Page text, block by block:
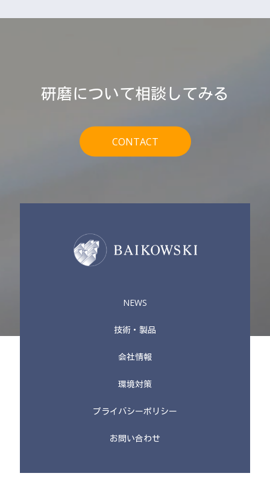
研磨について相談してみる
CONTACT
NEWS
技術・製品
会社情報
環境対策
プライバシーポリシー
お問い合わせ